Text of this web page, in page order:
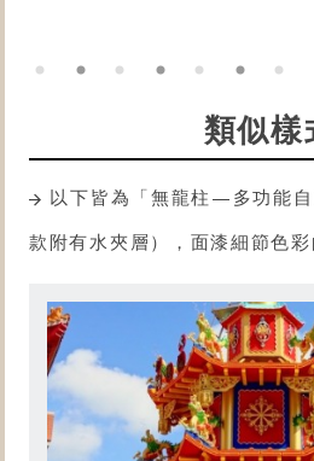
類似樣
以下皆為「無龍柱—多功能
款附有水夾層），面漆細節色彩